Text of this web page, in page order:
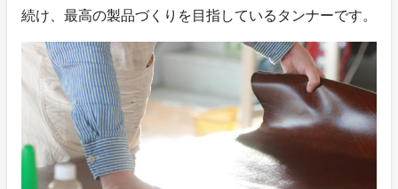
続け、最高の製品づくりを目指しているタンナーです。